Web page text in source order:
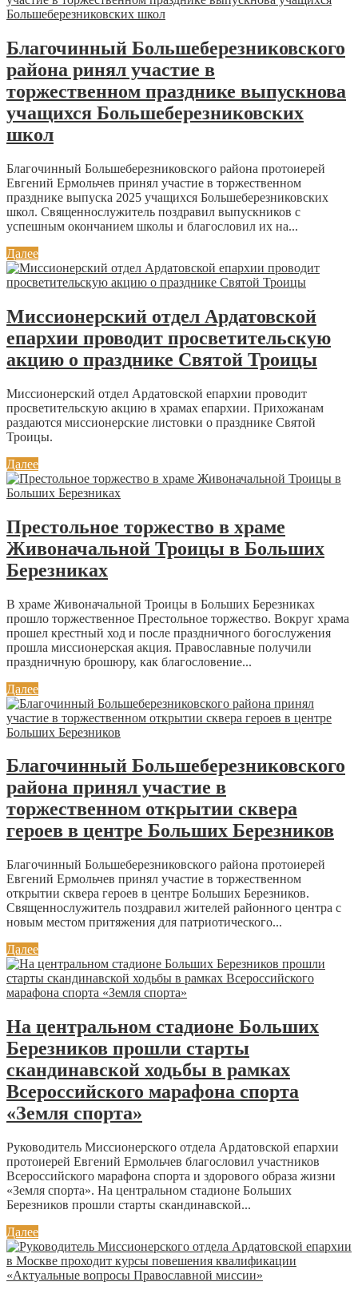
Благочинный Большеберезниковского
района ринял участие в
торжественном празднике выпускнова
учащихся Большеберезниковских
школ
Благочинный Большеберезниковского района протоиерей
Евгений Ермольчев принял участие в торжественном
празднике выпуска 2025 учащихся Большеберезниковских
школ. Священнослужитель поздравил выпускников с
успешным окончанием школы и благословил их на...
Далее
Миссионерский отдел Ардатовской
епархии проводит просветительскую
акцию о празднике Святой Троицы
Миссионерский отдел Ардатовской епархии проводит
просветительскую акцию в храмах епархии. Прихожанам
раздаются миссионерские листовки о празднике Святой
Троицы.
Далее
Престольное торжество в храме
Живоначальной Троицы в Больших
Березниках
В храме Живоначальной Троицы в Больших Березниках
прошло торжественное Престольное торжество. Вокруг храма
прошел крестный ход и после праздничного богослужения
прошла миссионерская акция. Православные получили
праздничную брошюру, как благословение...
Далее
Благочинный Большеберезниковского
района принял участие в
торжественном открытии сквера
героев в центре Больших Березников
Благочинный Большеберезниковского района протоиерей
Евгений Ермольчев принял участие в торжественном
открытии сквера героев в центре Больших Березников.
Священнослужитель поздравил жителей районного центра с
новым местом притяжения для патриотического...
Далее
На центральном стадионе Больших
Березников прошли старты
скандинавской ходьбы в рамках
Всероссийского марафона спорта
«Земля спорта»
Руководитель Миссионерского отдела Ардатовской епархии
протоиерей Евгений Ермольчев благословил участников
Всероссийского марафона спорта и здорового образа жизни
«Земля спорта». На центральном стадионе Больших
Березников прошли старты скандинавской...
Далее